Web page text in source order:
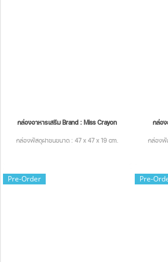
กล่องอาหารเสริม Brand : Miss Crayon
กล่องพัสดุฝาชนขนาด : 47 x 47 x 19 cm.
กล่อง
กล่องพั
Pre-Order Pre-